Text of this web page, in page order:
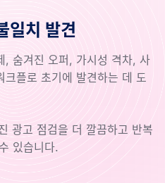
일치 발견
, 숨겨진 오퍼, 가시성 격차, 사
플로 초기에 발견하는 데 도
광고 점검을 더 깔끔하고 반복
있습니다.